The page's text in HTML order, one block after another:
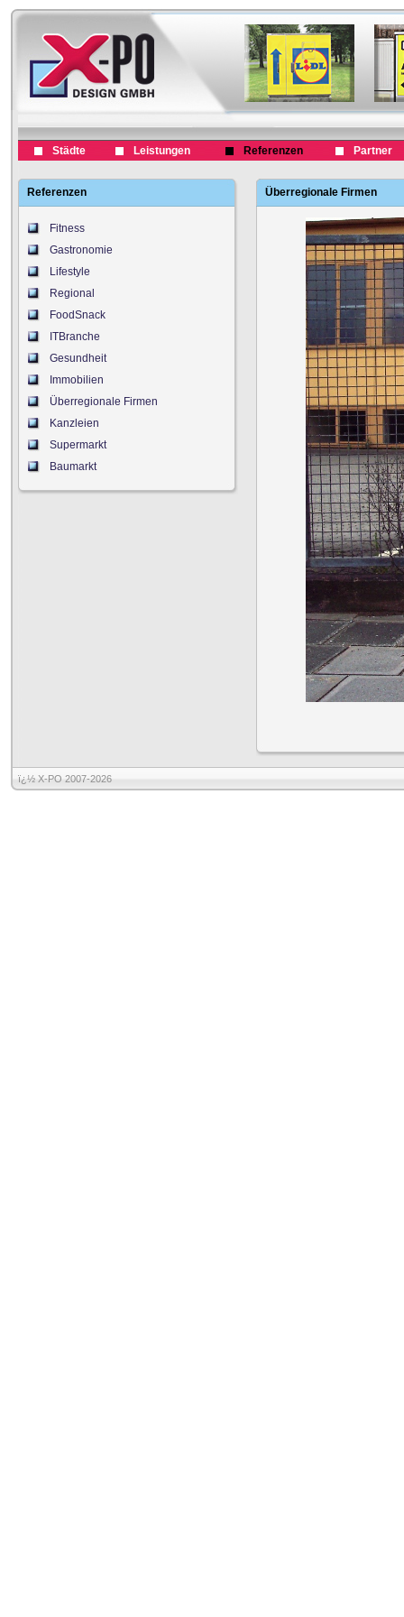
Städte Leistungen Referenzen Partner
Referenzen
Fitness
Gastronomie
Lifestyle
Regional
FoodSnack
ITBranche
Gesundheit
Immobilien
Überregionale Firmen
Kanzleien
Supermarkt
Baumarkt
Überregionale Firmen
ï¿½ X-PO 2007-2026